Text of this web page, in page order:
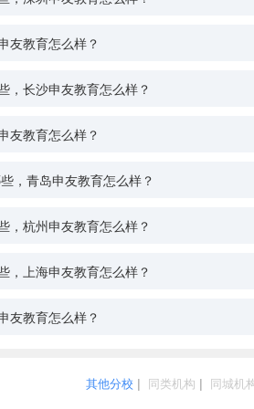
友教育怎么样？
，长沙申友教育怎么样？
友教育怎么样？
，青岛申友教育怎么样？
，杭州申友教育怎么样？
，上海申友教育怎么样？
友教育怎么样？
其他分校 | 同类机构 | 同城机